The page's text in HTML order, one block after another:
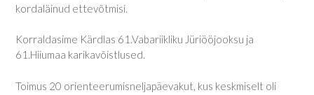
kordaläinud ettevõtmisi.
Korraldasime Kärdlas 61.Vabariikliku Jüriööjooksu ja
61.Hiiumaa karikavõistlused.
Toimus 20 orienteerumisneljapäevakut, kus keskmiselt oli